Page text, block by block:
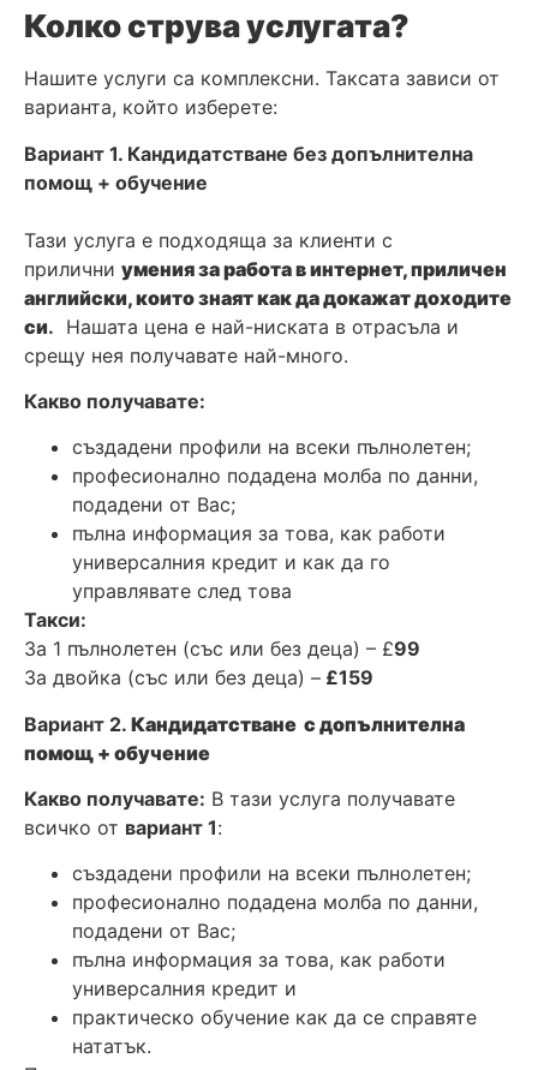
Колко струва услугата?
Нашите услуги са комплексни. Таксата зависи от
варианта, който изберете:
Вариант 1. Кандидатстване без допълнителна
помощ + обучение
Тази услуга е подходяща за клиенти с
прилични умения за работа в интернет, приличен
английски, които знаят как да докажат доходите
си. Нашата цена е най-ниската в отрасъла и
срещу нея получавате най-много.
Какво получавате:
създадени профили на всеки пълнолетен;
професионално подадена молба по данни,
подадени от Вас;
пълна информация за това, как работи
универсалния кредит и как да го
управлявате след това
Такси:
За 1 пълнолетен (със или без деца) – £99
За двойка (със или без деца) – £159
Вариант 2. Кандидатстване с допълнителна
помощ + обучение
Какво получавате: В тази услуга получавате
всичко от вариант 1:
създадени профили на всеки пълнолетен;
професионално подадена молба по данни,
подадени от Вас;
пълна информация за това, как работи
универсалния кредит и
практическо обучение как да се справяте
нататък.